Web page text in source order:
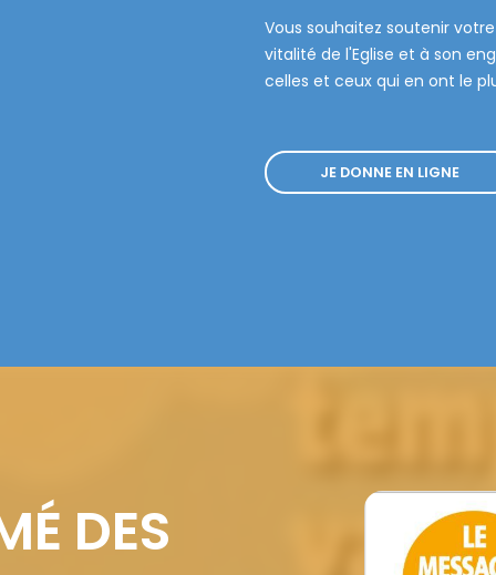
Vous souhaitez soutenir
vitalité de l'Eglise et à son
celles et ceux qui en ont le
JE DONNE EN LIGNE
DES